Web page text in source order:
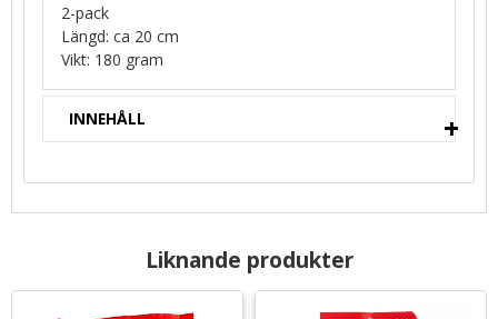
2-pack
Längd: ca 20 cm
Vikt: 180 gram
INNEHÅLL
Liknande produkter